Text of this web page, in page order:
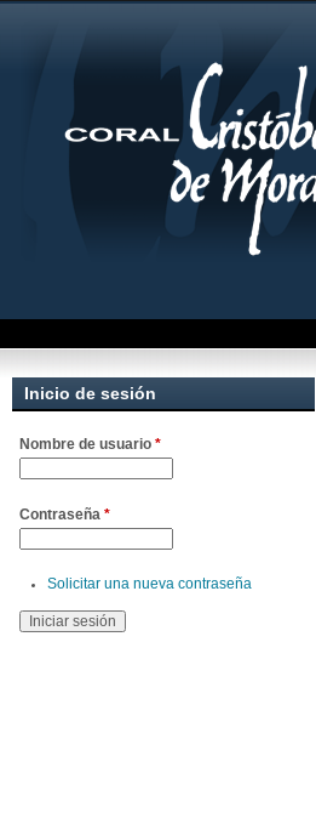
Inicio de sesión
Nombre de usuario *
Contraseña *
Solicitar una nueva contraseña